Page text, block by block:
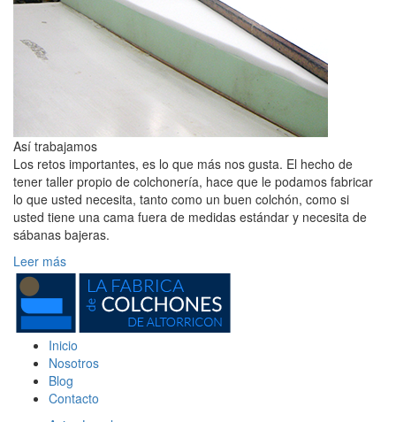
Así trabajamos
Los retos importantes, es lo que más nos gusta. El hecho de
tener taller propio de colchonería, hace que le podamos fabricar
lo que usted necesita, tanto como un buen colchón, como si
usted tiene una cama fuera de medidas estándar y necesita de
sábanas bajeras.
Leer más
Inicio
Nosotros
Blog
Contacto